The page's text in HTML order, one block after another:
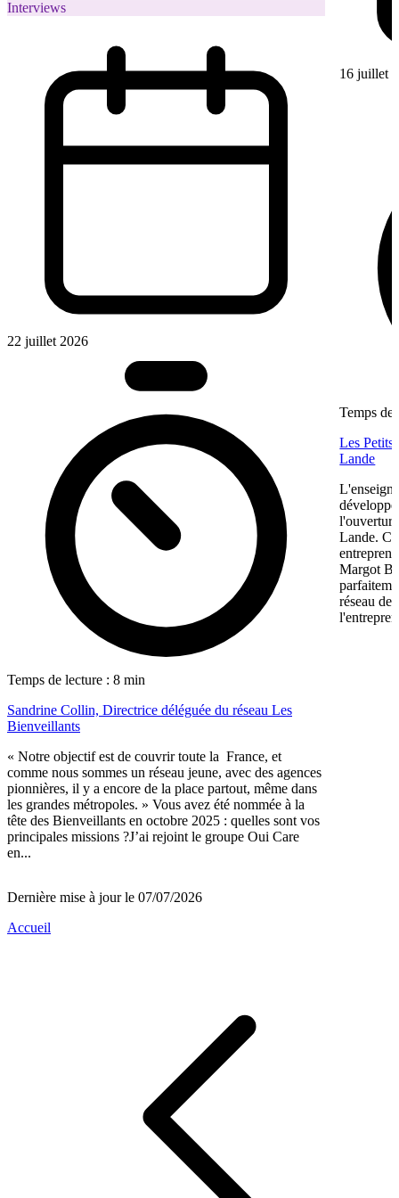
Interviews
22 juillet 2026
Temps de lecture : 8 min
Sandrine Collin, Directrice déléguée du réseau Les
Bienveillants
« Notre objectif est de couvrir toute la France, et
comme nous sommes un réseau jeune, avec des agences
pionnières, il y a encore de la place partout, même dans
les grandes métropoles. » Vous avez été nommée à la
tête des Bienveillants en octobre 2025 : quelles sont vos
principales missions ?J’ai rejoint le groupe Oui Care
en...
16 juillet
Temps de
Les Petits
Lande
Lande.
Margot
réseau de
Dernière mise à jour le 07/07/2026
Accueil